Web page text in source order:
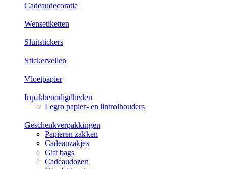
Cadeaudecoratie
Wensetiketten
Sluitstickers
Stickervellen
Vloeipapier
Inpakbenodigdheden
Legro papier- en lintrolhouders
Geschenkverpakkingen
Papieren zakken
Cadeauzakjes
Gift bags
Cadeaudozen